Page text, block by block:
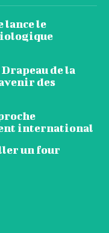
lance le
de la
des
international
un four